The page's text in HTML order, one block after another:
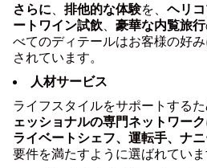
さらに、 排他的な体験を、 ヘリ
ートワイン試飲、 豪華な内覧旅行
べてのディテールはお客様の好
されています。
人材サービス
ライフスタイルをサポートするた
ェッショナルの専門ネットワーク
ライベートシェフ、運転手、ナ
要件を満たすように選ばれていま